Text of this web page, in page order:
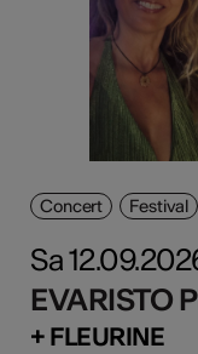
Concert Festival
Sa
EVARISTO
+ FLEURINE